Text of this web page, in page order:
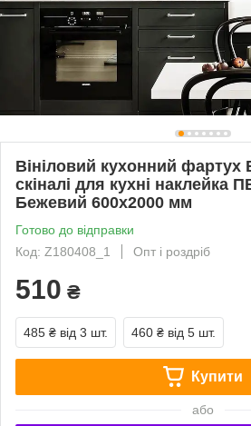
Вініловий кухонний фартух
скіналі для кухні наклейка
Бежевий 600х2000 мм
Готово до відправки
Код: Z180408_1
Опт і роздріб
510 ₴
485 ₴ від 3 шт. 460 ₴ від 5 шт.
Купити
або